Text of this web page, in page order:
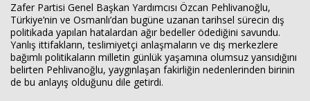
Zafer Partisi Genel Başkan Yardımcısı Özcan Pehlivanoğlu,
Türkiye’nin ve Osmanlı’dan bugüne uzanan tarihsel sürecin dış
politikada yapılan hatalardan ağır bedeller ödediğini savundu.
Yanlış ittifakların, teslimiyetçi anlaşmaların ve dış merkezlere
bağımlı politikaların milletin günlük yaşamına olumsuz yansıdığını
belirten Pehlivanoğlu, yaygınlaşan fakirliğin nedenlerinden birinin
de bu anlayış olduğunu dile getirdi.